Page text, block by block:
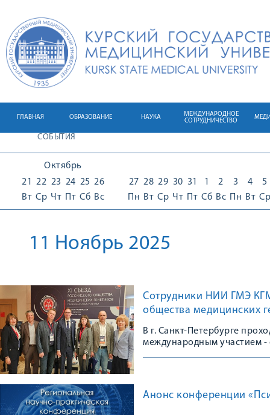
ГЛАВНАЯ ОБРАЗОВАНИЕ НАУКА
МЕЖДУНАРОДНОЕ
СОТРУДНИЧЕСТВО
СОБЫТИЯ
Октябрь
21
Вт
22
Ср
23
Чт
24
Пт
25
Сб
26
Вс
27
Пн
28
Вт
29
Ср
30
Чт
31
Пт
1
Сб
2
Вс
3
Пн
4
Вт
5
Ср
11 Ноябрь 2025
Сотрудники НИИ ГМЭ
общества медицинских
В г. Санкт-Петербурге
международным участием -
Анонс конференции